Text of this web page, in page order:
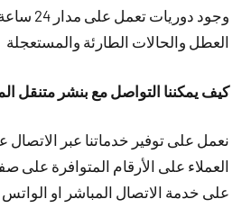
وجود
العطل والحالات الطارئة والمستعجلة
كيف يمكننا التواصل مع بنشر متنقل
نعمل على توفير خدماتنا عبر
العملاء على الأرقام المتوافرة على
على خدمة الاتصال المباشر او